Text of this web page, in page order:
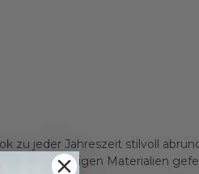
zu jeder Jahreszeit stilvoll
aus hochwertigen Materialien